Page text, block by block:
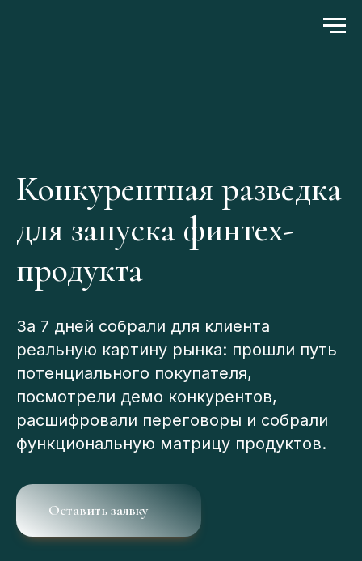
Конкурентная разведка
для запуска финтех-
продукта
За 7 дней собрали для клиента
реальную картину рынка: прошли путь
потенциального покупателя,
посмотрели демо конкурентов,
расшифровали переговоры и собрали
функциональную матрицу продуктов.
Оставить заявку